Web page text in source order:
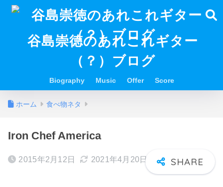
谷島崇徳のあれこれギター
（？）ブログ
Biography Music Offer Score
ホーム 食べ物ネタ
Iron Chef America
2015年2月12日 2021年4月20日